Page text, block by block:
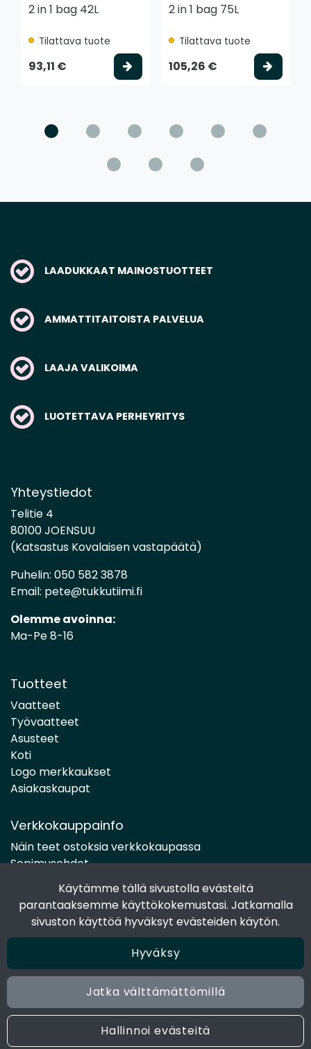
Käytämme tällä sivustolla evästeitä
parantaaksemme käyttökokemustasi. Jatkamalla
sivuston käyttöä hyväksyt evästeiden käytön.
Hyväksy
Jatka välttämättömillä
Hallinnoi evästeitä
2 in 1 bag 42L
Tilattava tuote
93,11 € Valitse vaihtoehto
2 in 1 bag 75L
Tilattava tuote
105,26 €
LAADUKKAAT MAINOSTUOTTEET
AMMATTITAITOISTA PALVELUA
LAAJA VALIKOIMA
LUOTETTAVA PERHEYRITYS
Yhteystiedot
Telitie 4
80100 JOENSUU
(Katsastus Kovalaisen vastapäätä)
Puhelin: 050 582 3878
Email: pete@tukkutiimi.fi
Olemme avoinna:
Ma-Pe 8-16
Tuotteet
Vaatteet
Työvaatteet
Asusteet
Koti
Logo merkkaukset
Asiakaskaupat
Verkkokauppainfo
Näin teet ostoksia verkkokaupassa
Sopimusehdot
Maksutavat
Tietosuojaseloste
Seuraa sosiaalisessa mediassa
Facebook
Instagram